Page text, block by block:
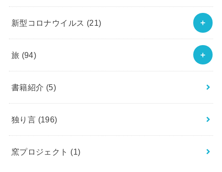
新型コロナウイルス (21)
旅 (94)
書籍紹介 (5)
独り言 (196)
窯プロジェクト (1)